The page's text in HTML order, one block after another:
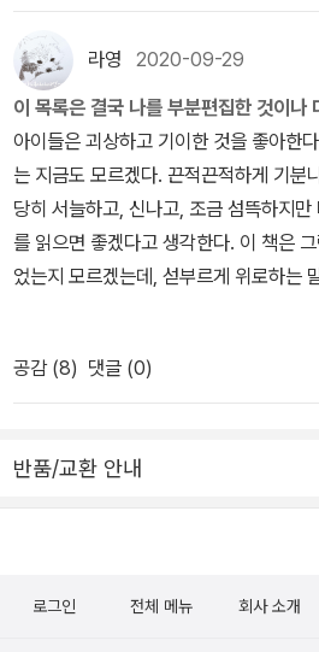
않지만 여전히 사형제도를 유지하는 국
하는 사람이다. 그럼에도 불구하고 ‘원
것인가? #기리노나쓰오 의 초기작을 읽
라영 2020-09-29
이 목록은 결국 나를 부분편집한 것이나
아이들은 괴상하고 기이한 것을 좋아한
는 지금도 모르겠다. 끈적끈적하게 기분
당히 서늘하고, 신나고, 조금 섬뜩하지만
를 읽으면 좋겠다고 생각한다. 이 책은
었는지 모르겠는데, 섣부르게 위로하는
풀어놓은 아픔을 한 걸음 물러서서 물끄
감때문에 조금은 가벼워질 것이다. 누군
보다가 아, 하고 잠깐 멈춰설 것이다. 그
이런 제목 안 붙이시면 안 돼요? 그러나
이(is 13 going on 14)가 한 분 계신다.
재미있고 쏠쏠한 경우가 많긴 하더라.
겠는 이런 시절에 이런 액션 소설 한 권
공감 (8) 댓글 (0)
반품/교환 안내
로그인 전체 메뉴 회사 소개